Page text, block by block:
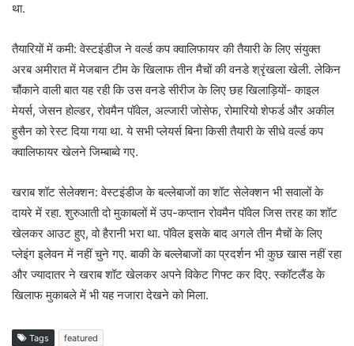
था.
तैयारियों में कमी: वेस्टइंडीज ने वर्ल्ड कप क्वालिफायर की तैयारी के लिए संयुक्त
अरब अमीरात में मेजबान टीम के खिलाफ तीन मैचों की वनडे श्रृंखला खेली. लेकिन
चौंकाने वाली बात यह रही कि उस वनडे सीरीज के लिए छह खिलाड़ियों- काइल
मेयर्स, जेसन होल्डर, रोवमैन पॉवेल, अल्जारी जोसेफ, रोमारियो शेफर्ड और अकील
हुसैन को रेस्ट दिया गया था. ये सभी प्लेयर्स बिना किसी तैयारी के सीधे वर्ल्ड कप
क्वालिफायर खेलने जिम्बाब्वे गए.
खराब शॉट सेलेक्शन: वेस्टइंडीज के बल्लेबाजों का शॉट सेलेक्शन भी सवालों के
दायरे में रहा. शुरुआती दो मुकाबलों में उप-कप्तान रोवमैन पॉवेल जिस तरह का शॉट
खेलकर आउट हुए, वो हैरानी भरा था. पॉवेल इसके बाद अगले तीन मैचों के लिए
प्लेइंग इलेवन में नहीं चुने गए. बाकी के बल्लेबाजों का प्रदर्शन भी कुछ खास नहीं रहा
और ज्यादातर ने खराब शॉट खेलकर अपने विकेट गिफ्ट कर दिए. स्कॉटलैंड के
खिलाफ मुकाबले में भी यह नजारा देखने को मिला.
Tags featured